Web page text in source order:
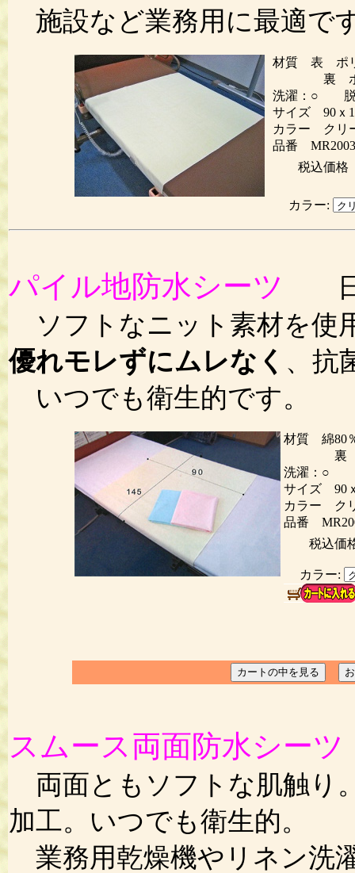
施設など業務用に最適で
材質 表 ポリ
裏 ポリ
洗濯：○ 脱
サイズ 90ｘ
カラー クリ
品番 MR2003
税込価
カラー:
パイル地防水シーツ
日
ソフトなニット素材を使
優れモレずにムレなく 、抗
いつでも衛生的です。
材質 綿80
裏 ポリ
洗濯：○
サイズ 90
カラー ク
品番
税込価
カラー:
スムース両面防水シーツ
両面ともソフトな肌触り
加工。いつでも衛生的。
業務用乾燥機やリネン洗